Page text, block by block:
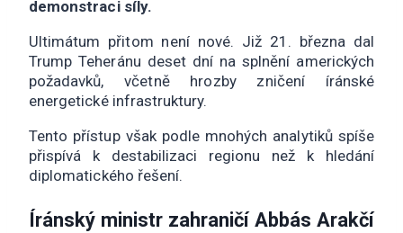
demonstraci síly.
Ultimátum přitom není nové. Již 21. března dal
Trump Teheránu deset dní na splnění amerických
požadavků, včetně hrozby zničení íránské
energetické infrastruktury.
Tento přístup však podle mnohých analytiků spíše
přispívá k destabilizaci regionu než k hledání
diplomatického řešení.
Íránský ministr zahraničí Abbás Arakčí